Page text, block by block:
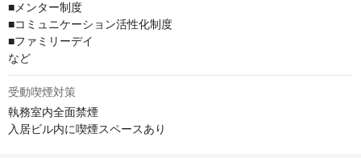
■メンター制度
■コミュニケーション活性化制度
■ファミリーデイ
など
受動喫煙対策
執務室内全面禁煙
入居ビル内に喫煙スペースあり